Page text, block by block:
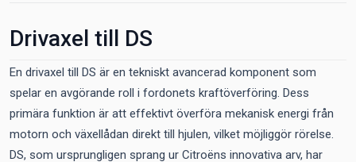
Drivaxel till DS
En drivaxel till DS är en tekniskt avancerad komponent som
spelar en avgörande roll i fordonets kraftöverföring. Dess
primära funktion är att effektivt överföra mekanisk energi från
motorn och växellådan direkt till hjulen, vilket möjliggör rörelse.
DS, som ursprungligen sprang ur Citroëns innovativa arv, har